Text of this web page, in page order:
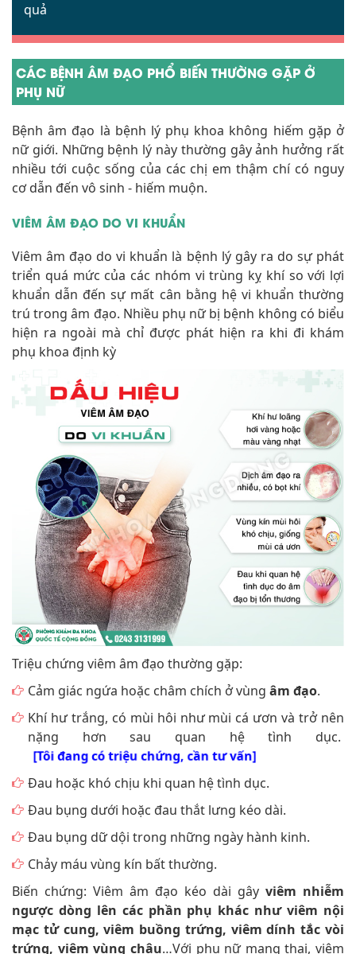
quả
CÁC BỆNH ÂM ĐẠO PHỔ BIẾN THƯỜNG GẶP Ở
PHỤ NỮ
Bệnh âm đạo là bệnh lý phụ khoa không hiếm gặp ở
nữ giới. Những bệnh lý này thường gây ảnh hưởng rất
nhiều tới cuộc sống của các chị em thậm chí có nguy
cơ dẫn đến vô sinh - hiếm muộn.
VIÊM ÂM ĐẠO DO VI KHUẨN
Viêm âm đạo do vi khuẩn là bệnh lý gây ra do sự phát
triển quá mức của các nhóm vi trùng kỵ khí so với lợi
khuẩn dẫn đến sự mất cân bằng hệ vi khuẩn thường
trú trong âm đạo. Nhiều phụ nữ bị bệnh không có biểu
hiện ra ngoài mà chỉ được phát hiện ra khi đi khám
phụ khoa định kỳ
Triệu chứng viêm âm đạo thường gặp:
Cảm giác ngứa hoặc châm chích ở vùng âm đạo.
Khí hư trắng, có mùi hôi như mùi cá ươn và trở nên
nặng hơn sau quan hệ tình dục.
[Tôi đang có triệu chứng, cần tư vấn]
Đau hoặc khó chịu khi quan hệ tình dục.
Đau bụng dưới hoặc đau thắt lưng kéo dài.
Đau bụng dữ dội trong những ngày hành kinh.
Chảy máu vùng kín bất thường.
Biến chứng: Viêm âm đạo kéo dài gây viêm nhiễm
ngược dòng lên các phần phụ khác như viêm nội
mạc tử cung, viêm buồng trứng, viêm dính tắc vòi
trứng, viêm vùng chậu…Với phụ nữ mang thai, viêm